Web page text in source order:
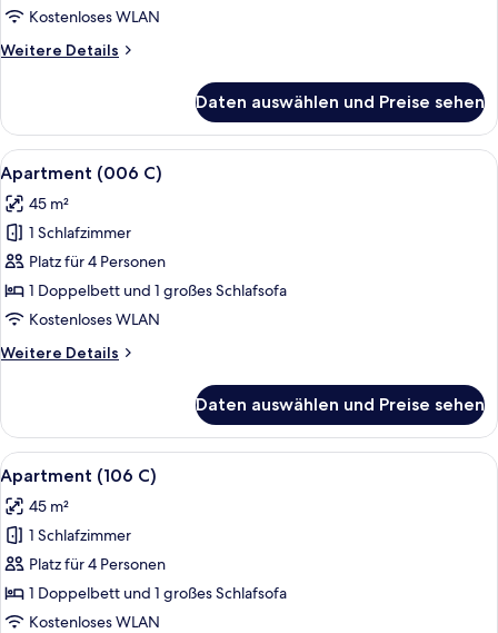
Kostenloses WLAN
Weitere Details
Weitere
(111A)
Daten auswählen und Preise sehen
Alle
Fotos
für
Apartment
(006
C)
anzeigen
Ein modernes Wohnzimmer mit
10
Apartment (006 C)
45 m²
1 Schlafzimmer
Platz für 4 Personen
1 Doppelbett und 1 großes Schlafsofa
Kostenloses WLAN
Weitere Details
Weitere
(006
C)
Daten auswählen und Preise sehen
Alle
Fotos
für
Apartment
(106
C)
anzeigen
Ein modernes Wohnzimmer mit
9
Apartment (106 C)
45 m²
1 Schlafzimmer
Platz für 4 Personen
1 Doppelbett und 1 großes Schlafsofa
Kostenloses WLAN